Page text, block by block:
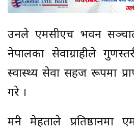
उनले एमसीएच भवन
नेपालका सेवाग्राहीले
स्वास्थ्य सेवा सहज रूपमा
गरे ।
मन्त्री मेहताले